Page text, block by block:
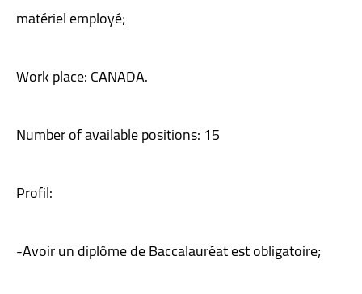
matériel employé;
Work place: CANADA.
Number of available positions: 15
Profil:
-Avoir un diplôme de Baccalauréat est obligatoire;